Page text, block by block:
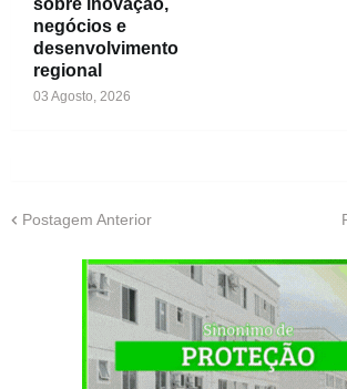
sobre inovação,
negócios e
desenvolvimento
regional
03 Agosto, 2026
Postagem Anterior